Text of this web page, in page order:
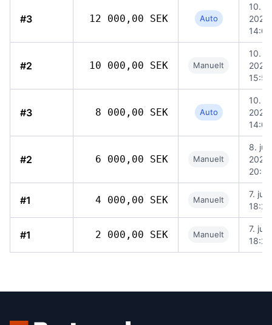
#3 12 000,00 SEK Auto
10.
2026,
14:04
#2 10 000,00 SEK Manuelt
10.
2026,
15:58
#3 8 000,00 SEK Auto
10.
2026,
14:04
#2 6 000,00 SEK Manuelt
8. juni
2026,
20:07
#1 4 000,00 SEK Manuelt
7.
18:23
#1 2 000,00 SEK Manuelt
7.
18:22